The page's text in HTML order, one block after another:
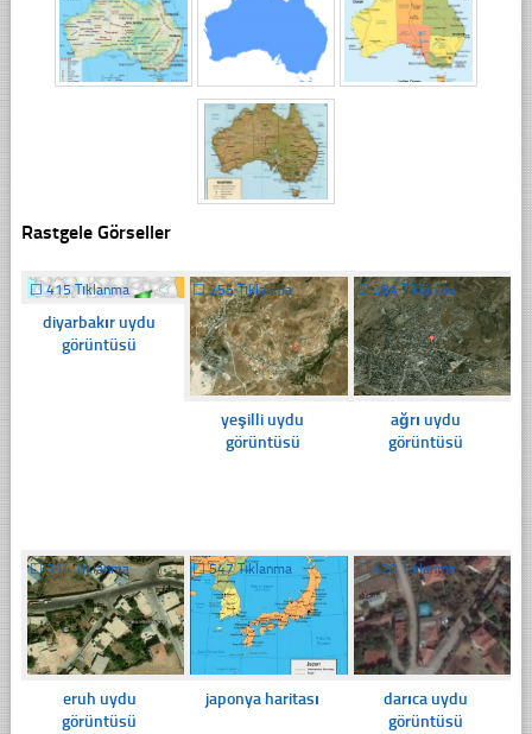
Rastgele Görseller
☐415 Tıklanma
diyarbakır uydu
görüntüsü
☐255 Tıklanma
yeşilli uydu
görüntüsü
☐284 Tıklanma
ağrı uydu
görüntüsü
☐314 Tıklanma
eruh uydu
görüntüsü
☐547 Tıklanma
japonya haritası
☐ 420 Tıklanma
darıca uydu
görüntüsü